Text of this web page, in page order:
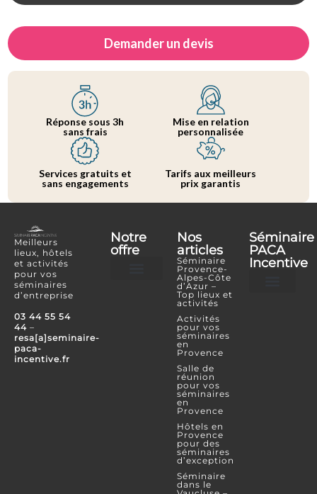
Demander un devis
Réponse sous 3h
sans frais
Mise en relation
personnalisée
Services gratuits et
sans engagements
Tarifs aux meilleurs
prix garantis
Meilleurs
lieux, hôtels
et activités
pour vos
séminaires
d’entreprise
03 44 55 54
44 –
resa[a]seminaire-
paca-
incentive.fr
Notre
offre
Nos
articles
Séminaire
Provence-
Alpes-Côte
d’Azur –
Top lieux et
activités
Activités
pour vos
séminaires
en
Provence
Salle de
réunion
pour vos
séminaires
en
Provence
Hôtels en
Provence
pour des
séminaires
d’exception
Séminaire
dans le
Séminaire
PACA
Incentive